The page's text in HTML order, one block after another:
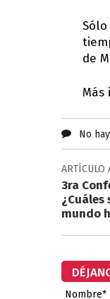
de
Más
No
ARTÍCULO
3ra
mundo
Nombre*